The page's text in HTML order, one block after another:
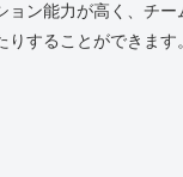
ョン能力が高く、チ
りすることができま